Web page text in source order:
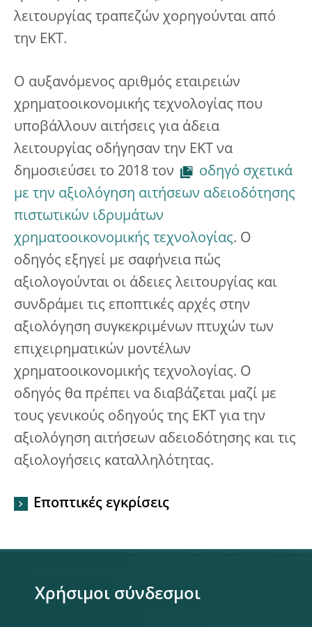
λειτουργίας τραπεζών χορηγούνται από
την ΕΚΤ.
Ο αυξανόμενος αριθμός εταιρειών
χρηματοοικονομικής τεχνολογίας που
υποβάλλουν αιτήσεις για άδεια
λειτουργίας οδήγησαν την ΕΚΤ να
δημοσιεύσει το 2018 τον
οδηγό σχετικά
με την αξιολόγηση αιτήσεων αδειοδότησης
πιστωτικών ιδρυμάτων
χρηματοοικονομικής τεχνολογίας. Ο
οδηγός εξηγεί με σαφήνεια πώς
αξιολογούνται οι άδειες λειτουργίας και
συνδράμει τις εποπτικές αρχές στην
αξιολόγηση συγκεκριμένων πτυχών των
επιχειρηματικών μοντέλων
χρηματοοικονομικής τεχνολογίας. Ο
οδηγός θα πρέπει να διαβάζεται μαζί με
τους γενικούς οδηγούς της ΕΚΤ για την
αξιολόγηση αιτήσεων αδειοδότησης και τις
αξιολογήσεις καταλληλότητας.
Εποπτικές εγκρίσεις
Χρήσιμοι σύνδεσμοι